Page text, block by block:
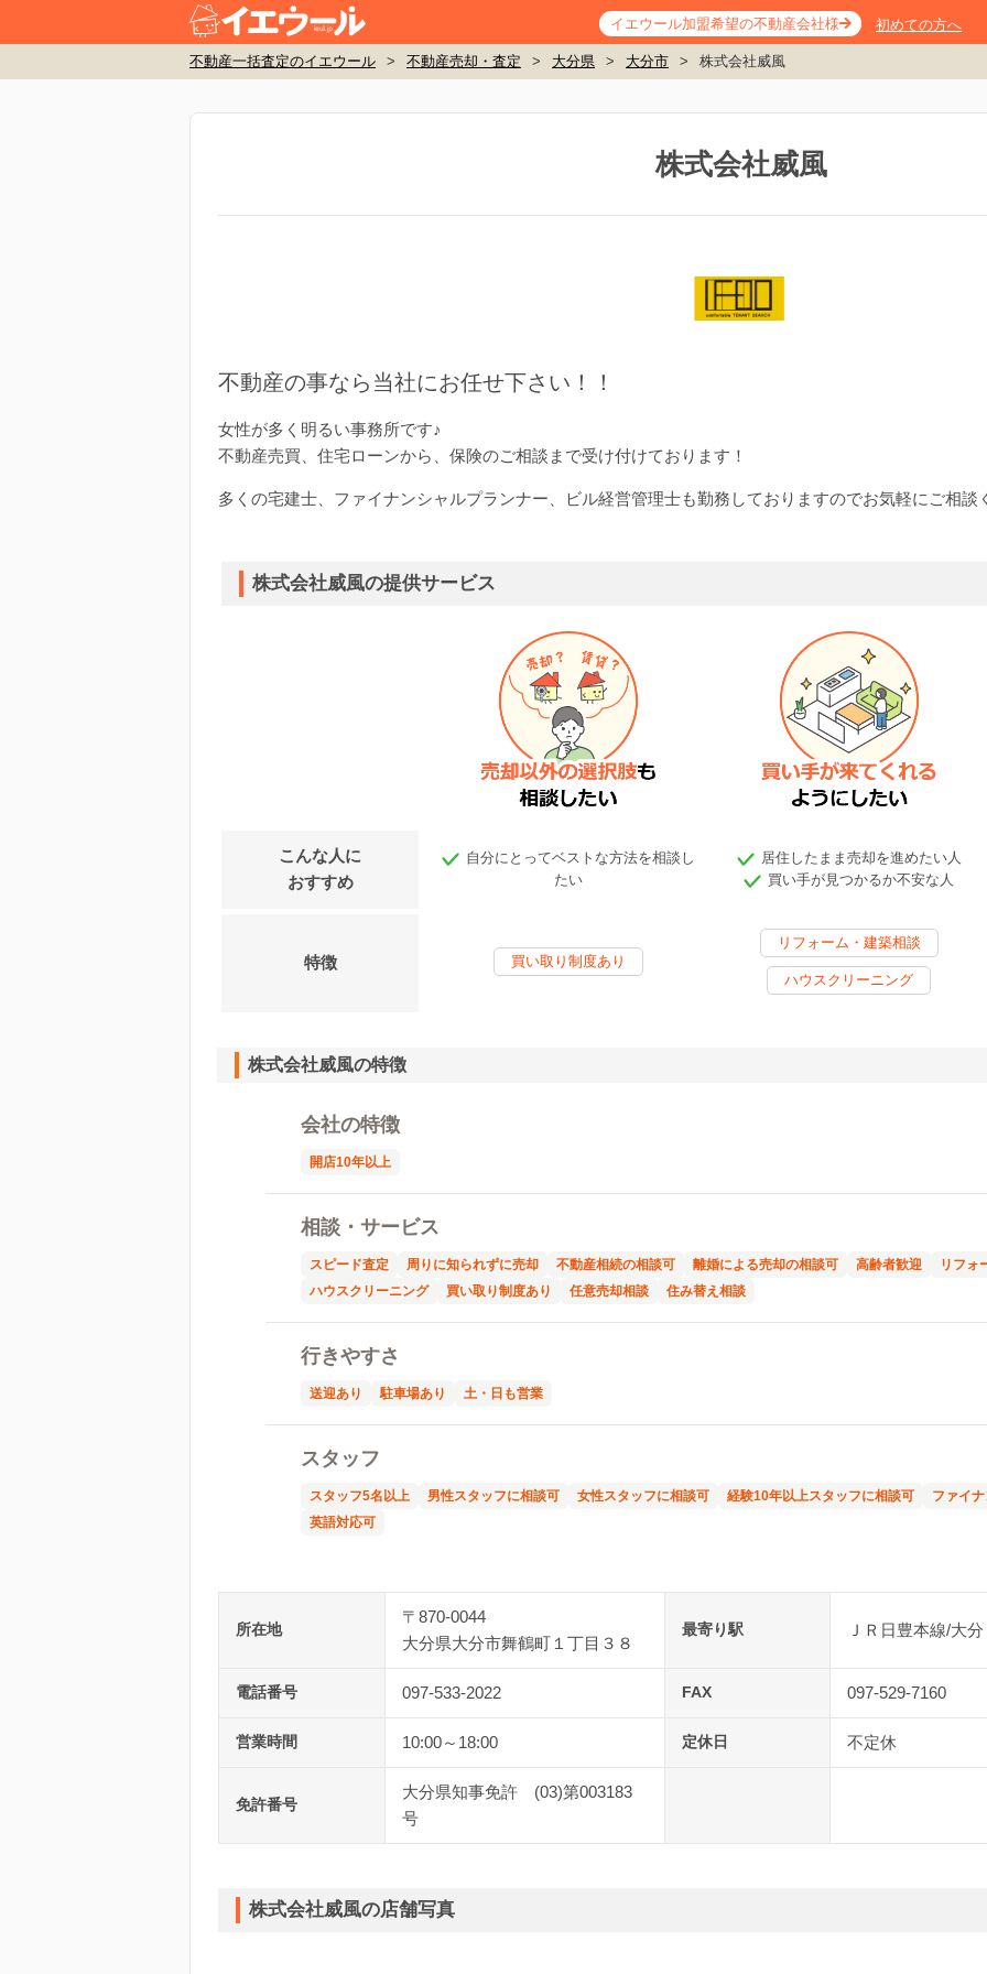
イエウール加盟希望の不動産会社様 初めての方へ
不動産一括査定のイエウール > 不動産売却・査定 > 大分県 > 大分市 > 株式会社威風
株式会社威風
不動産の事なら当社にお任せ下さい！！
女性が多く明るい事務所です♪
不動産売買、住宅ローンから、保険のご相談まで受け付けております！
多くの宅建士、ファイナンシャルプランナー、ビル経営管理士も勤務しておりますのでお気軽にご相談
株式会社威風の提供サービス
こんな人に
おすすめ
自分にとってベストな方法を相談し
たい
居住したまま売却を進めたい人
買い手が見つかるか不安な人
特徴 買い取り制度あり
リフォーム・建築相談
ハウスクリーニング
株式会社威風の特徴
会社の特徴
開店10年以上
相談・サービス
スピード査定 周りに知られずに売却 不動産相続の相談可 離婚による売却の相談可 高齢者歓迎
リフォ
ハウスクリーニング
買い取り制度あり 任意売却相談 住み替え相談
行きやすさ
送迎あり 駐車場あり 土・日も営業
スタッフ
スタッフ5名以上 男性スタッフに相談可 女性スタッフに相談可 経験10年以上スタッフに相談可
ファイ
英語対応可
所在地
〒870-0044
大分県大分市舞鶴町１丁目３８
最寄り駅 ＪＲ日豊本線/大分
電話番号 097-533-2022 FAX 097-529-7160
営業時間 10:00～18:00 定休日 不定休
免許番号
大分県知事免許 (03)第003183
号
株式会社威風の店舗写真